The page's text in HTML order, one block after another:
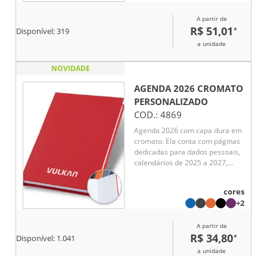
da África, mapa da Ásia, índice
telefônico e planejamento.
Disponível:319
A partir de
R$ 51,01 *
a unidade
NOVIDADE
AGENDA 2026 CROMATO
PERSONALIZADO
COD.: 4869
Agenda 2026 com capa dura em
cromato. Ela conta com páginas
dedicadas para dados pessoais,
calendários de 2025 a 2027,
para anotações diárias e lista de
contatos e aniversários.
cores
+2
Disponível: 1.041
A partir de
R$ 34,80*
a unidade